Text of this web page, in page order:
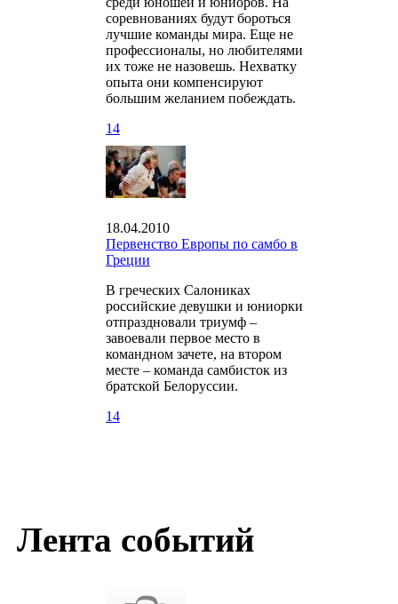
соревнованиях будут бороться
лучшие команды мира. Еще не
профессионалы, но любителями
их тоже не назовешь. Нехватку
опыта они компенсируют
большим желанием побеждать.
14
18.04.2010
Первенство Европы по самбо в
Греции
В греческих Салониках
российские девушки и юниорки
отпраздновали триумф –
завоевали первое место в
командном зачете, на втором
месте – команда самбисток из
братской Белоруссии.
14
Лента событий